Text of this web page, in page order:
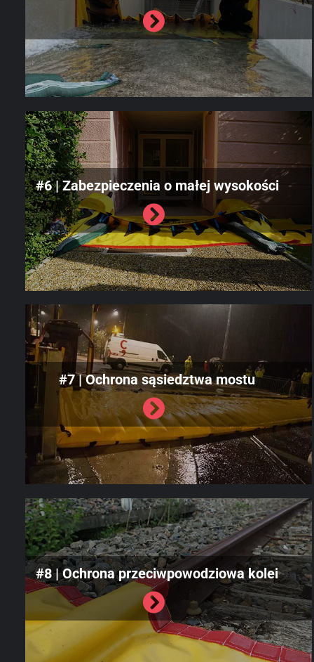
#6 | Zabezpieczenia o małej wysokości
#7 | Ochrona sąsiedztwa mostu
#8 | Ochrona przeciwpowodziowa kolei